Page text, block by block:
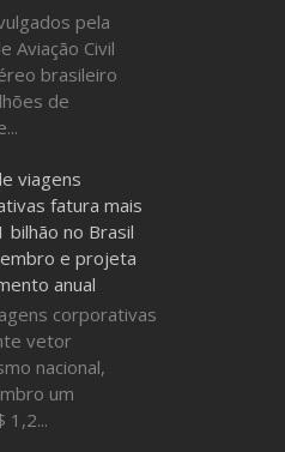
pela
Aviação Civil
brasileiro
de
viagens
fatura mais
bilhão no Brasil
e projeta
anual
corporativas
vetor
nacional,
um
1,2...